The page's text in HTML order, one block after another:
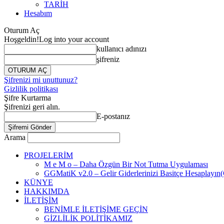
TARİH
Hesabım
Oturum Aç
Hoşgeldin!Log into your account
kullanıcı adınızı
şifreniz
Şifrenizi mi unuttunuz?
Gizlilik politikası
Şifre Kurtarma
Şifrenizi geri alın.
E-postanız
Arama
PROJELERİM
M e M o – Daha Özgün Bir Not Tutma Uygulaması
GGMatiK v2.0 – Gelir Giderlerinizi Basitçe
KÜNYE
HAKKIMDA
İLETİŞİM
BENİMLE İLETİŞİME GEÇİN
GİZLİLİK POLİTİKAMIZ